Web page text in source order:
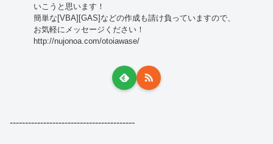
いこうと思います！
簡単な[VBA][GAS]などの作成も請け負っていますので、
お気軽にメッセージください！
http://nujonoa.com/otoiawase/
-----------------------------------------